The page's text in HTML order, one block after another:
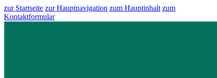
zur Startseite zur Hauptnavigation zum Hauptinhalt zum
Kontaktformular